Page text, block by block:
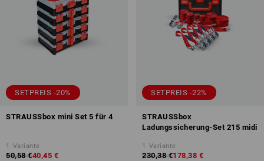
SETPREIS -20%
STRAUSSbox mini Set 5 für 4
1 Variante
50,58 €40,45 €
SETPREIS -22%
STRAUSSbox
Ladungssicherung-Set 215 midi
1 Variante
230,38 €178,38 €